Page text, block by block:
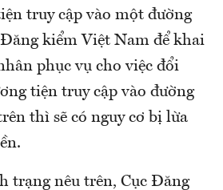
truy cập vào một đường
kiểm Việt Nam để khai
phục vụ cho việc đổi
tiện truy cập vào đường
thì sẽ có nguy cơ bị lừa
trạng nêu trên, Cục Đăng